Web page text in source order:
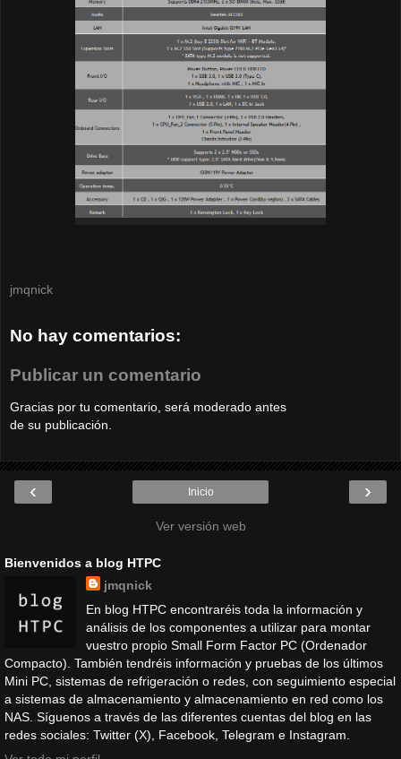
jmqnick
No hay comentarios:
Publicar un comentario
Gracias por tu comentario, será moderado antes
de su publicación.
‹ ›
Inicio
Ver versión web
Bienvenidos a blog HTPC
jmqnick
En blog HTPC encontraréis toda la información y
análisis de los componentes a utilizar para montar
vuestro propio Small Form Factor PC (Ordenador
Compacto). También tendréis información y pruebas de los últimos
Mini PC, sistemas de refrigeración o redes, con seguimiento especial
a sistemas de almacenamiento y almacenamiento en red como los
NAS. Síguenos a través de las diferentes cuentas del blog en las
redes sociales: Twitter (X), Facebook, Telegram e Instagram.